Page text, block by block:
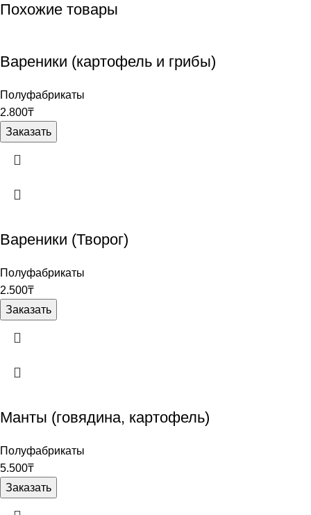
Похожие товары
Вареники (картофель и грибы)
Полуфабрикаты
2.800₸
Заказать
Вареники (Творог)
Полуфабрикаты
2.500₸
Заказать
Манты (говядина, картофель)
Полуфабрикаты
5.500₸
Заказать